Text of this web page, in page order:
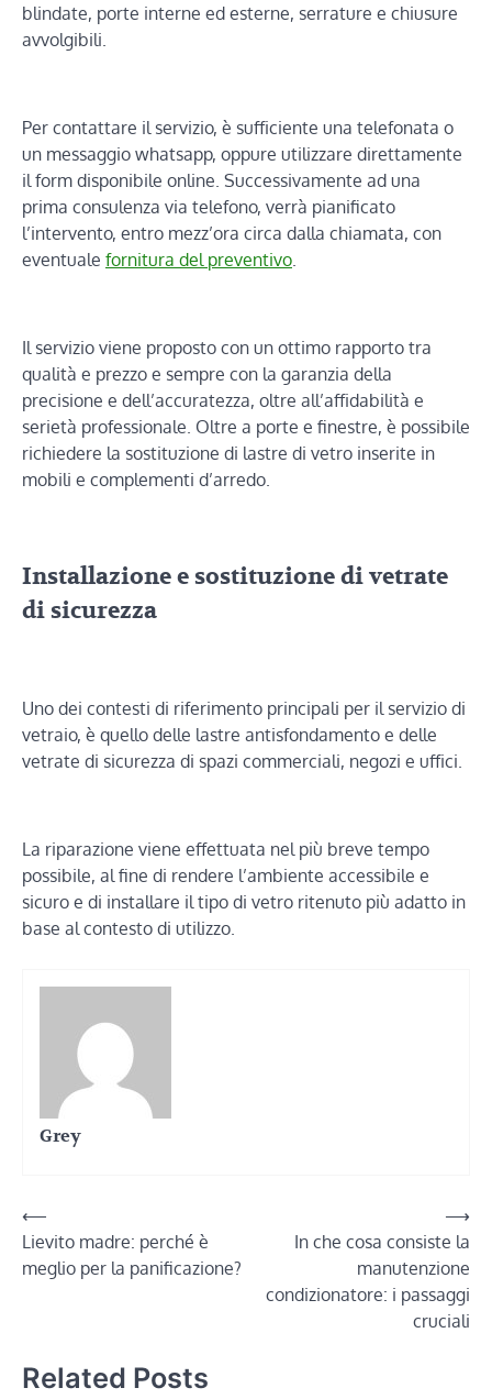
blindate, porte interne ed esterne, serrature e chiusure
avvolgibili.
Per contattare il servizio, è sufficiente una telefonata o
un messaggio whatsapp, oppure utilizzare direttamente
il form disponibile online. Successivamente ad una
prima consulenza via telefono, verrà pianificato
l’intervento, entro mezz’ora circa dalla chiamata, con
eventuale fornitura del preventivo.
Il servizio viene proposto con un ottimo rapporto tra
qualità e prezzo e sempre con la garanzia della
precisione e dell’accuratezza, oltre all’affidabilità e
serietà professionale. Oltre a porte e finestre, è possibile
richiedere la sostituzione di lastre di vetro inserite in
mobili e complementi d’arredo.
Installazione e sostituzione di vetrate
di sicurezza
Uno dei contesti di riferimento principali per il servizio di
vetraio, è quello delle lastre antisfondamento e delle
vetrate di sicurezza di spazi commerciali, negozi e uffici.
La riparazione viene effettuata nel più breve tempo
possibile, al fine di rendere l’ambiente accessibile e
sicuro e di installare il tipo di vetro ritenuto più adatto in
base al contesto di utilizzo.
Grey
Navigazione
articoli
⟵
Lievito madre: perché è
meglio per la panificazione?
In che cosa consiste la
manutenzione
condizionatore: i passaggi
cruciali
⟶
Related Posts